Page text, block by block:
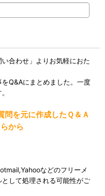
合わせ」よりお気軽におた
Q&Aにまとめました。一度
問を元に作成したＱ＆Ａ
から
などのフリーメ
して処理される可能性がご